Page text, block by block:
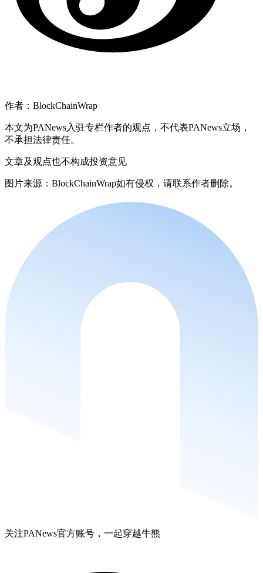
作者：BlockChainWrap
本文为PANews入驻专栏作者的观点，不代表PANews立场，
不承担法律责任。
文章及观点也不构成投资意见
图片来源：BlockChainWrap如有侵权，请联系作者删除。
关注PANews官方账号，一起穿越牛熊